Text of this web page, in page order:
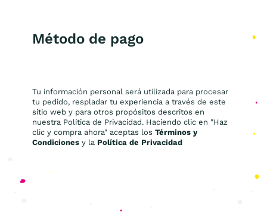
Método de pago
Tu información personal será utilizada para procesar
tu pedido, respladar tu experiencia a través de este
sitio web y para otros propósitos descritos en
nuestra Política de Privacidad. Haciendo clic en "Haz
clic y compra ahora" aceptas los Términos y
Condiciones y la Política de Privacidad